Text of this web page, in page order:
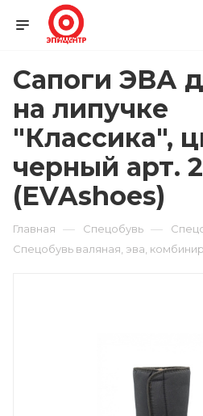
Сапоги ЭВА
на липучке
"Классика",
черный арт.
(EVAshoes)
Главная — Спецобувь —
Спецобувь валяная, эва,